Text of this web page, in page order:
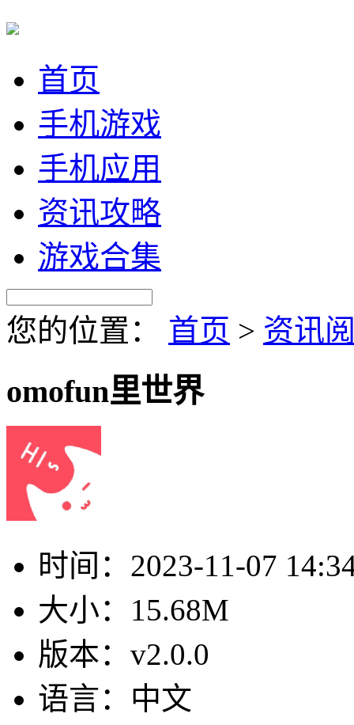
首页
手机游戏
手机应用
资讯攻略
游戏合集
您的位置： 首页 > 资讯
omofun里世界
时间： 2023-11-07
大小： 15.68M
版本： v2.0.0
语言： 中文